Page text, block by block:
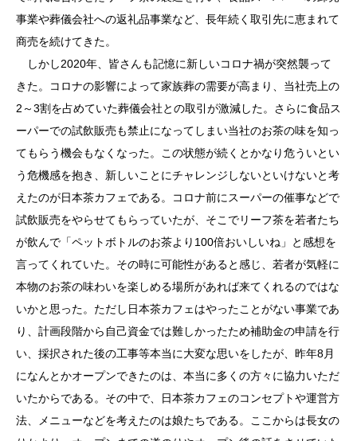
事業や葬儀会社への返礼品事業など、長年続く取引先に恵まれて
商売を続けてきた。
しかし2020年、皆さんも記憶に新しいコロナ禍が突然襲って
きた。コロナの影響によって家族葬の需要が高まり、当社売上の
2～3割を占めていた葬儀会社との取引が激減した。さらに食品ス
ーパーでの試飲販売も禁止になってしまい当社のお茶の味を知っ
てもらう機会もなくなった。この状態が続くとかなり危ういとい
う危機感を抱き、新しいことにチャレンジしないといけないと考
えたのが日本茶カフェである。コロナ前にスーパーの催事などで
試飲販売をやらせてもらっていたが、そこでリーフ茶を若者たち
が飲んで「ペットボトルのお茶より100倍おいしいね」と感想を
言ってくれていた。その時に可能性があると感じ、若者が気軽に
本物のお茶の味わいを楽しめる場所があれば来てくれるのではな
いかと思った。ただし日本茶カフェはやったことがない事業であ
り、計画段階から自己資金では難しかったため補助金の申請を行
い、採択された後の工事等本当に大変な思いをしたが、昨年8月
になんとかオープンできたのは、本当に多くの方々に協力いただ
いたからである。その中で、日本茶カフェのコンセプトや運営方
法、メニューなどを考えたのは娘たちである。ここからは長女の